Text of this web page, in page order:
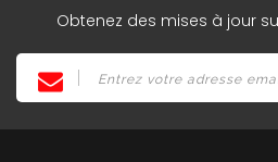
Obtenez des mises à jour